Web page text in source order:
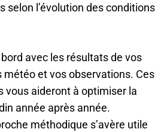
selon l’évolution des conditions
avec les résultats de vos
et vos observations. Ces
vous aideront à optimiser la
année après année.
méthodique s’avère utile